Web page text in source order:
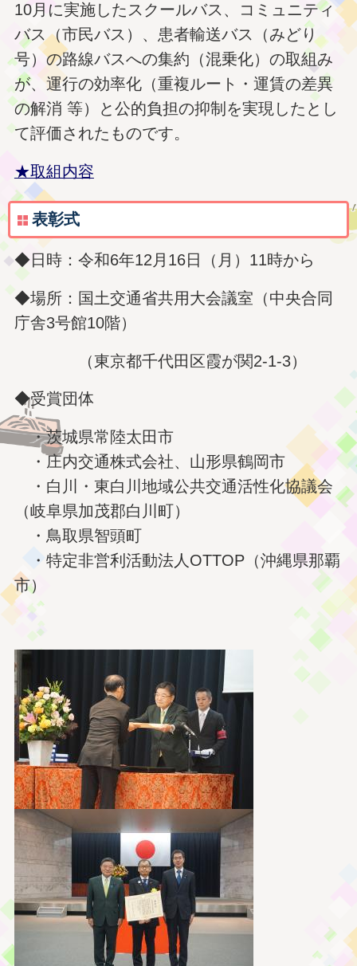
10月に実施したスクールバス、コミュニティ
バス（市民バス）、患者輸送バス（みどり
号）の路線バスへの集約（混乗化）の取組み
が、運行の効率化（重複ルート・運賃の差異
の解消 等）と公的負担の抑制を実現したとし
て評価されたものです。
★取組内容
表彰式
◆日時：令和6年12月16日（月）11時から
◆場所：国土交通省共用大会議室（中央合同
庁舎3号館10階）
（東京都千代田区霞が関2-1-3）
◆受賞団体
・茨城県常陸太田市
・庄内交通株式会社、山形県鶴岡市
・白川・東白川地域公共交通活性化協議会
（岐阜県加茂郡白川町）
・鳥取県智頭町
・特定非営利活動法人OTTOP（沖縄県那覇
市）